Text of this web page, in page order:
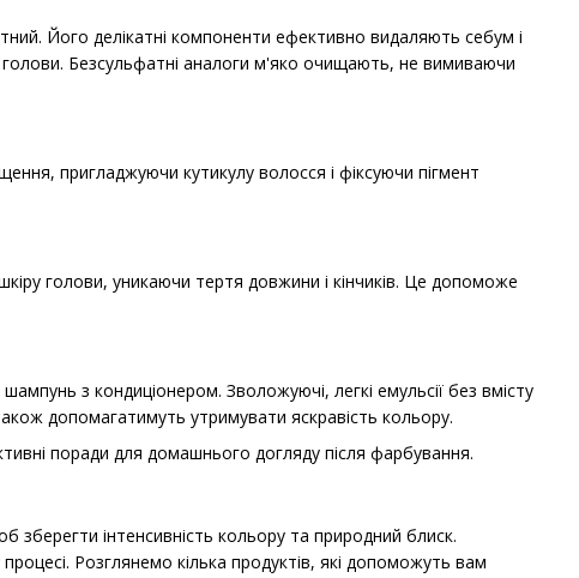
Його делікатні компоненти ефективно видаляють себум і
голови. Безсульфатні аналоги м'яко очищають, не вимиваючи
пригладжуючи кутикулу волосся і фіксуючи пігмент
голови, уникаючи тертя довжини і кінчиків. Це допоможе
з кондиціонером. Зволожуючі, легкі емульсії без вмісту
допомагатимуть утримувати яскравість кольору.
поради для домашнього догляду після фарбування.
інтенсивність кольору та природний блиск.
Розглянемо кілька продуктів, які допоможуть вам